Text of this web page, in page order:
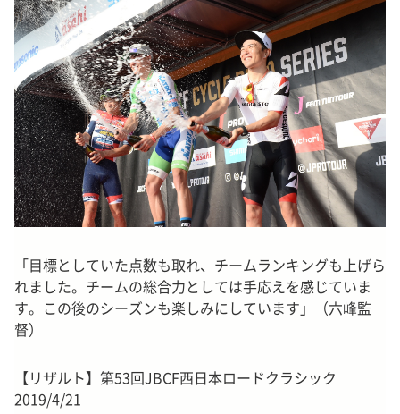
「目標としていた点数も取れ、チームランキングも上げら
れました。チームの総合力としては手応えを感じていま
す。この後のシーズンも楽しみにしています」（六峰監
督）
【リザルト】第53回JBCF西日本ロードクラシック
2019/4/21